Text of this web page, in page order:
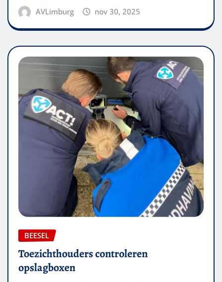
AVLimburg nov 30, 2025
BEESEL
Toezichthouders controleren
opslagboxen